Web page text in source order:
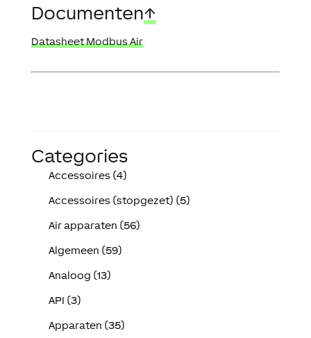
Documenten↑
Datasheet Modbus Air
Categories
Accessoires (4)
Accessoires (stopgezet) (5)
Air apparaten (56)
Algemeen (59)
Analoog (13)
API (3)
Apparaten (35)